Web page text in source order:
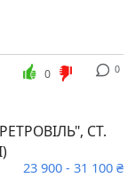
0
0
СТ.
23 900 - 31 100 ₴